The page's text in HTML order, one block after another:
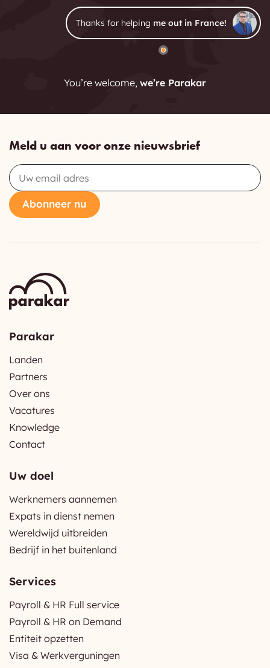
Thanks for helping me out in France!
You’re welcome, we’re Parakar
Meld u aan voor onze nieuwsbrief
Email
Abonneer nu
Parakar
Landen
Partners
Over ons
Vacatures
Knowledge
Contact
Uw doel
Werknemers aannemen
Expats in dienst nemen
Wereldwijd uitbreiden
Bedrijf in het buitenland
Services
Payroll & HR Full service
Payroll & HR on Demand
Entiteit opzetten
Visa & Werkverguningen